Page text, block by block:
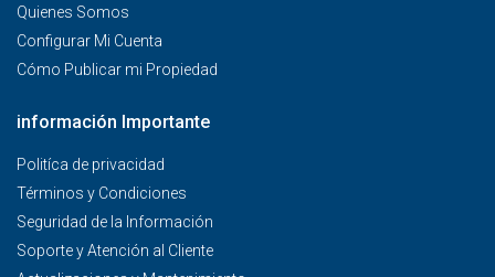
Quienes Somos
Configurar Mi Cuenta
Cómo Publicar mi Propiedad
información Importante
Politíca de privacidad
Términos y Condiciones
Seguridad de la Información
Soporte y Atención al Cliente